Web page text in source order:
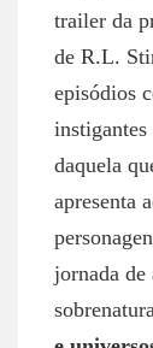
trailer da
de R.L.
episódios
daquela
apresenta
jornada de